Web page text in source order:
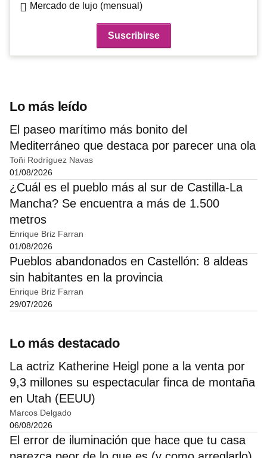
Mercado de lujo (mensual)
Lo más leído
El paseo marítimo más bonito del
Mediterráneo que destaca por parecer una ola
Toñi Rodríguez Navas
01/08/2026
¿Cuál es el pueblo más al sur de Castilla-La
Mancha? Se encuentra a más de 1.500
metros
Enrique Briz Farran
01/08/2026
Pueblos abandonados en Castellón: 8 aldeas
sin habitantes en la provincia
Enrique Briz Farran
29/07/2026
Lo más destacado
La actriz Katherine Heigl pone a la venta por
9,3 millones su espectacular finca de montaña
en Utah (EEUU)
Marcos Delgado
06/08/2026
El error de iluminación que hace que tu casa